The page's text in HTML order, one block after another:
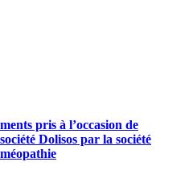
pris à l’occasion de
Dolisos par la société